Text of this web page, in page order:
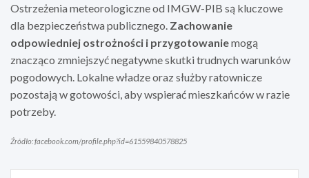
Ostrzeżenia meteorologiczne od IMGW-PIB są kluczowe
dla bezpieczeństwa publicznego. Zachowanie
odpowiedniej ostrożności i przygotowaniemogą
znacząco zmniejszyć negatywne skutki trudnych warunków
pogodowych. Lokalne władze oraz służby ratownicze
pozostają w gotowości, aby wspierać mieszkańców w razie
potrzeby.
Źródło: facebook.com/profile.php?id=61559840578825